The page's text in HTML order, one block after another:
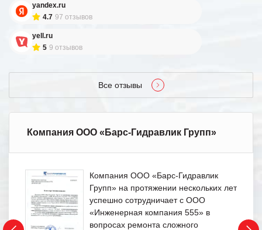
yandex.ru
4.7 97 отзывов
yell.ru
5 9 отзывов
Все отзывы
Компания ООО «Барс-Гидравлик Групп»
Компания ООО «Барс-Гидравлик
Групп» на протяжении нескольких лет
успешно сотрудничает с ООО
«Инженерная компания 555» в
вопросах ремонта сложного